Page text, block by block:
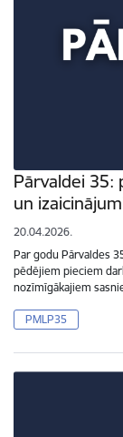
Pārvaldei 35:
un
20.04.2026.
Par godu Pārvaldes
pēdējiem pieciem
nozīmīgākajiem
PMLP35